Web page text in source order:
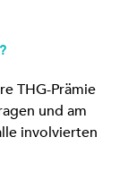
THG-Prämie
und am
involvierten